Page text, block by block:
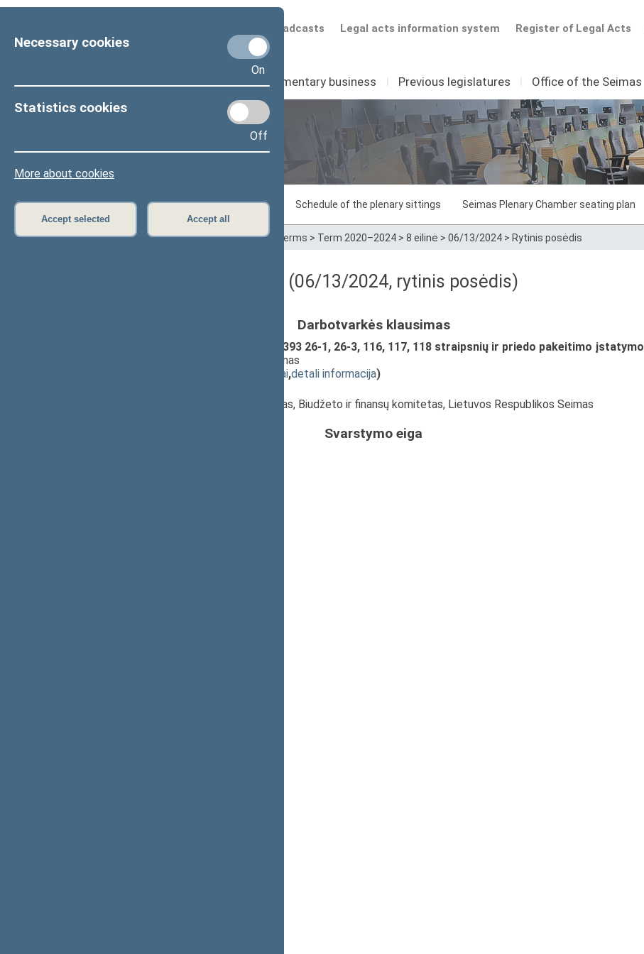
Necessary cookies
On
Statistics cookies
Off
More about cookies
Accept selected Accept all
Register of Legal Acts
Legal acts information system
Scheduled broadcasts
Seimas I Parliamentary business I Previous legislatures I Office of the Seimas
Sitting in progress Plenary sittings Schedule of the plenary sittings Seimas Plenary Chamber seating plan
Home>Plenary sittings>Parliamentary terms > Term 2020–2024 > 8 eilinė > 06/13/2024 > Rytinis posėdis
Darbotvarkės klausimas (06/13/2024, rytinis posėdis)
Darbotvarkės klausimas
Finansinio tvarumo įstatymo Nr. XI-393 26-1, 26-3, 116, 117, 118 straipsnių ir priedo pakeitimo įstatymo
; priėmimas
susiję dokumentai,detali informacija)
, Komiteto pirmininkas, Biudžeto ir finansų komitetas, Lietuvos Respublikos Seimas
Svarstymo eiga